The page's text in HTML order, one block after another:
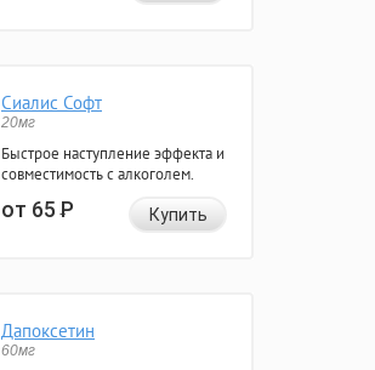
Сиалис Софт
20мг
Быстрое наступление эффекта и
совместимость с алкоголем.
от 65Р Купить
Дапоксетин
60мг